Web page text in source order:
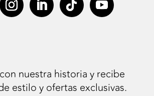
nuestra historia y recibe
estilo y ofertas exclusivas.